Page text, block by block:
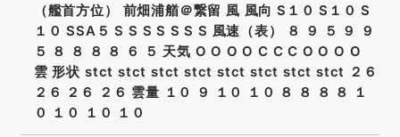
（艦首方位） 前畑浦艏＠繋留 風 風向 S１０ S１０ S
１０ SSA５ S S S S S S S 風速（表） ８ ９ ５ ９ ９
５ ８ ８ ８ ８ ６ ５ 天気 O O O O C C C O O O O
雲 形状 stct stct stct stct stct stct stct stct ２６
２６ ２６ ２６ 雲量 １０ ９ １０ １０ ８ ８ ８ ８ １
０ １０ １０ １０